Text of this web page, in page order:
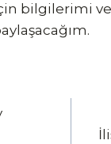
bilgilerimi